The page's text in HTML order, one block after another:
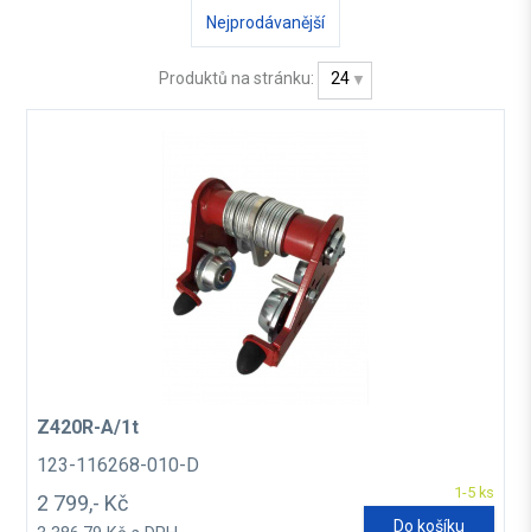
Nejprodávanější
Produktů na stránku: 24
Z420R-A/1t
123-116268-010-D
1-5 ks
2 799,- Kč
Do košíku